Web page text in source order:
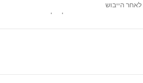
לאחר הייבוש
טבעיות ארוכות, ומאפשר להן לצמוח